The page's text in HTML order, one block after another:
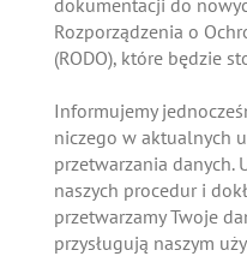
dokumentacji do
Rozporządzenia o
(RODO), które będzie
Informujemy
niczego w aktualnych
przetwarzania danych.
naszych procedur i
przetwarzamy Twoje
przysługują naszym